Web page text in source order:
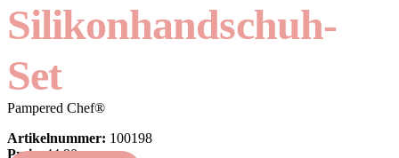
Silikonhandschuh-
Set
Pampered Chef®
Artikelnummer: 100198
Preis:44,90